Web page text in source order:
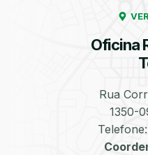
Oficina
Rua
1350-
Telefone:
Equilibragem das
Rodas